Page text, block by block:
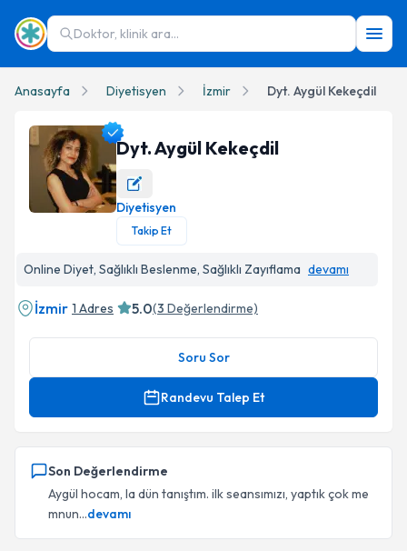
Doktor, klinik ara...
Anasayfa Diyetisyen İzmir Dyt. Aygül Kekeçdil
Dyt. Aygül Kekeçdil Profil Fotoğrafı
Dyt. Aygül Kekeçdil
Diyetisyen
Takip Et
Online Diyet, Sağlıklı Beslenme, Sağlıklı Zayıflama devamı
İzmir 1 Adres 5.0(3 Değerlendirme)
Soru Sor
Randevu Talep Et
Son Değerlendirme
Aygül hocam, la dün tanıştım. ilk seansımızı, yaptık çok me
mnun...devamı